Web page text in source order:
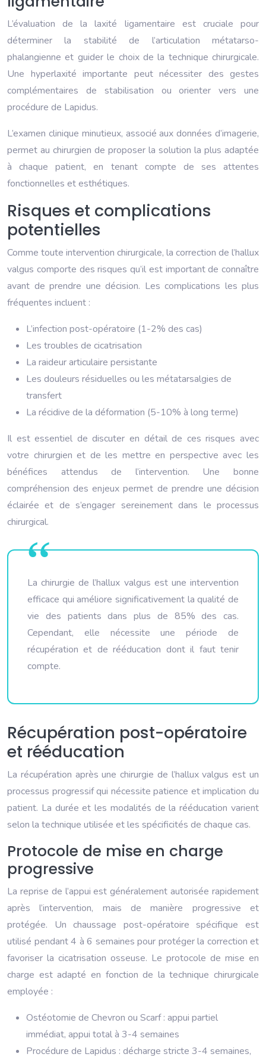
L’évaluation de la laxité ligamentaire est cruciale pour
déterminer la stabilité de l’articulation métatarso-
phalangienne et guider le choix de la technique chirurgicale.
Une hyperlaxité importante peut nécessiter des gestes
complémentaires de stabilisation ou orienter vers une
procédure de Lapidus.
L’examen clinique minutieux, associé aux données d’imagerie,
permet au chirurgien de proposer la solution la plus adaptée
à chaque patient, en tenant compte de ses attentes
fonctionnelles et esthétiques.
Risques et complications
potentielles
Comme toute intervention chirurgicale, la correction de l’hallux
valgus comporte des risques qu’il est important de connaître
avant de prendre une décision. Les complications les plus
fréquentes incluent :
L’infection post-opératoire (1-2% des cas)
Les troubles de cicatrisation
La raideur articulaire persistante
Les douleurs résiduelles ou les métatarsalgies de
transfert
La récidive de la déformation (5-10% à long terme)
Il est essentiel de discuter en détail de ces risques avec
votre chirurgien et de les mettre en perspective avec les
bénéfices attendus de l’intervention. Une bonne
compréhension des enjeux permet de prendre une décision
éclairée et de s’engager sereinement dans le processus
chirurgical.
La chirurgie de l’hallux valgus est une intervention
efficace qui améliore significativement la qualité de
vie des patients dans plus de 85% des cas.
Cependant, elle nécessite une période de
récupération et de rééducation dont il faut tenir
compte.
Récupération post-opératoire
et rééducation
La récupération après une chirurgie de l’hallux valgus est un
processus progressif qui nécessite patience et implication du
patient. La durée et les modalités de la rééducation varient
selon la technique utilisée et les spécificités de chaque cas.
Protocole de mise en charge
progressive
La reprise de l’appui est généralement autorisée rapidement
après l’intervention, mais de manière progressive et
protégée. Un chaussage post-opératoire spécifique est
utilisé pendant 4 à 6 semaines pour protéger la correction et
favoriser la cicatrisation osseuse. Le protocole de mise en
charge est adapté en fonction de la technique chirurgicale
employée :
Ostéotomie de Chevron ou Scarf : appui partiel
immédiat, appui total à 3-4 semaines
Procédure de Lapidus : décharge stricte 3-4 semaines,